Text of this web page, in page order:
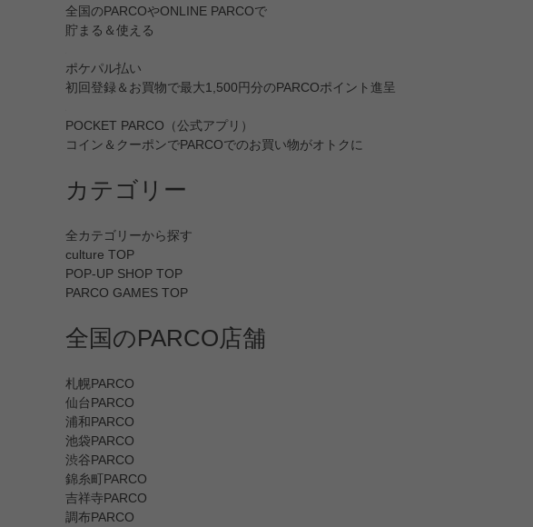
全国のPARCOやONLINE PARCOで
貯まる＆使える
ポケパル払い
初回登録＆お買物で最大1,500円分のPARCOポイント進呈
POCKET PARCO（公式アプリ）
コイン＆クーポンでPARCOでのお買い物がオトクに
カテゴリー
全カテゴリーから探す
culture TOP
POP-UP SHOP TOP
PARCO GAMES TOP
全国のPARCO店舗
札幌PARCO
仙台PARCO
浦和PARCO
池袋PARCO
渋谷PARCO
錦糸町PARCO
吉祥寺PARCO
調布PARCO